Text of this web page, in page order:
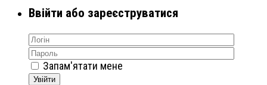
Ввійти або зареєструватися
Запам'ятати мене
Увійти